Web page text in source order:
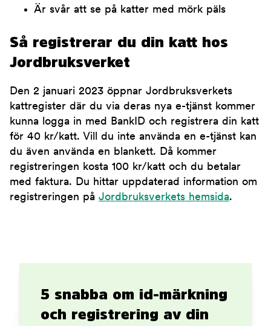
Är svår att se på katter med mörk päls
Så registrerar du din katt hos
Jordbruksverket
Den 2 januari 2023 öppnar Jordbruksverkets
kattregister där du via deras nya e-tjänst kommer
kunna logga in med BankID och registrera din katt
för 40 kr/katt. Vill du inte använda en e-tjänst kan
du även använda en blankett. Då kommer
registreringen kosta 100 kr/katt och du betalar
med faktura. Du hittar uppdaterad information om
registreringen på Jordbruksverkets hemsida.
5 snabba om id-märkning
och registrering av din